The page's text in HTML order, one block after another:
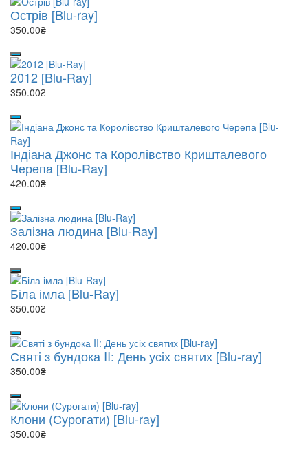
Острів [Blu-ray]
350.00₴
2012 [Blu-Ray]
350.00₴
Індіана Джонс та Королівство Кришталевого
Черепа [Blu-Ray]
420.00₴
Залізна людина [Blu-Ray]
420.00₴
Біла імла [Blu-Ray]
350.00₴
Святі з бундока II: День усіх святих [Blu-ray]
350.00₴
Клони (Сурогати) [Blu-ray]
350.00₴